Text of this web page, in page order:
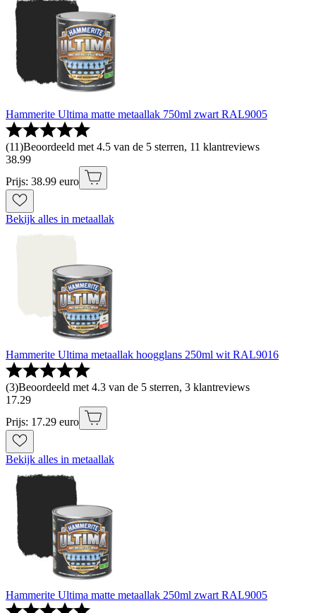
Hammerite Ultima matte metaallak 750ml zwart RAL9005
(11)Beoordeeld met 4.5 van de 5 sterren, 11 klantreviews
38.99
Prijs: 38.99 euro
Bekijk alles in metaallak
Hammerite Ultima metaallak hoogglans 250ml wit RAL9016
(3)Beoordeeld met 4.3 van de 5 sterren, 3 klantreviews
17.29
Prijs: 17.29 euro
Bekijk alles in metaallak
Hammerite Ultima matte metaallak 250ml zwart RAL9005